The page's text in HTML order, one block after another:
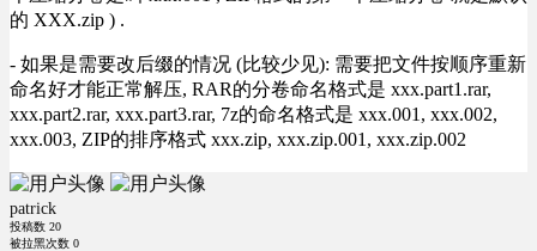
的 XXX.zip ) .
- 如果是需要改后缀的情况 (比较少见): 需要把文件按顺序重新
命名好才能正常解压, RAR的分卷命名格式是 xxx.part1.rar,
xxx.part2.rar, xxx.part3.rar, 7z的命名格式是 xxx.001, xxx.002,
xxx.003, ZIP的排序格式 xxx.zip, xxx.zip.001, xxx.zip.002
patrick
投稿数 20
被拉黑次数 0